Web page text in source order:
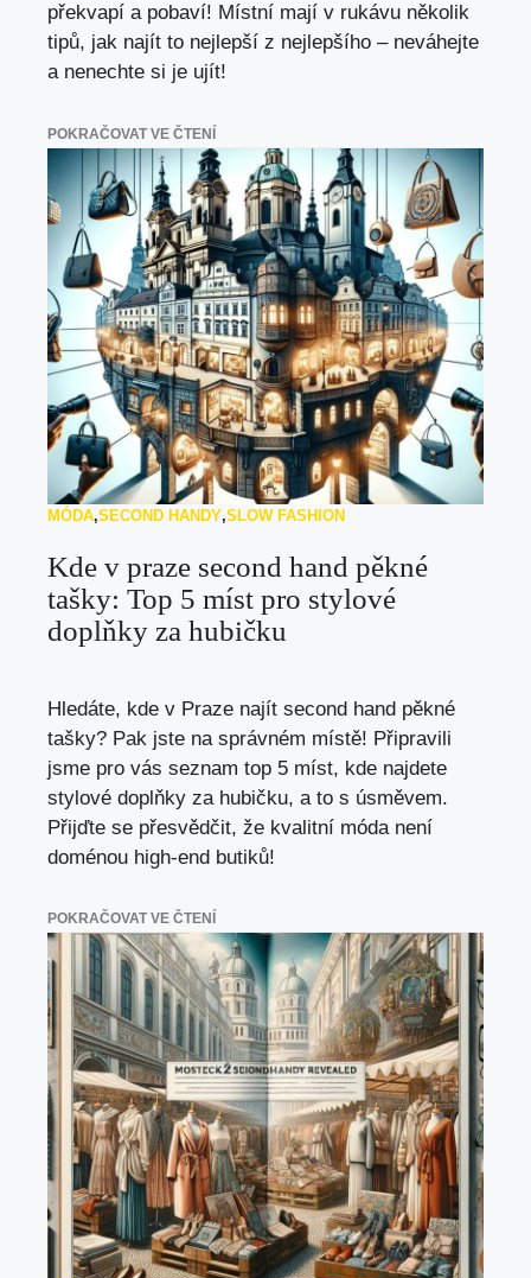
překvapí a pobaví! Místní mají v rukávu několik
tipů, jak najít to nejlepší z nejlepšího – neváhejte
a nenechte si je ujít!
POKRAČOVAT VE ČTENÍ
MÓDA,SECOND HANDY,SLOW FASHION
Kde v praze second hand pěkné
tašky: Top 5 míst pro stylové
doplňky za hubičku
Hledáte, kde v Praze najít second hand pěkné
tašky? Pak jste na správném místě! Připravili
jsme pro vás seznam top 5 míst, kde najdete
stylové doplňky za hubičku, a to s úsměvem.
Přijďte se přesvědčit, že kvalitní móda není
doménou high-end butiků!
POKRAČOVAT VE ČTENÍ